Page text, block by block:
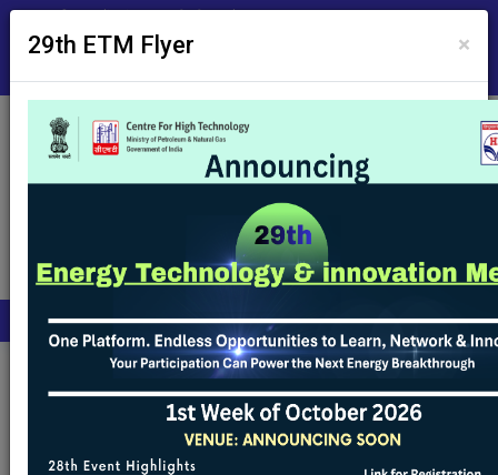
×
29th ETM Flyer
उपयोग की शर्तें